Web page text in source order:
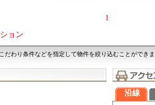
1
ョン
だわり条件などを指定して物件を絞り込むことができ
沿線